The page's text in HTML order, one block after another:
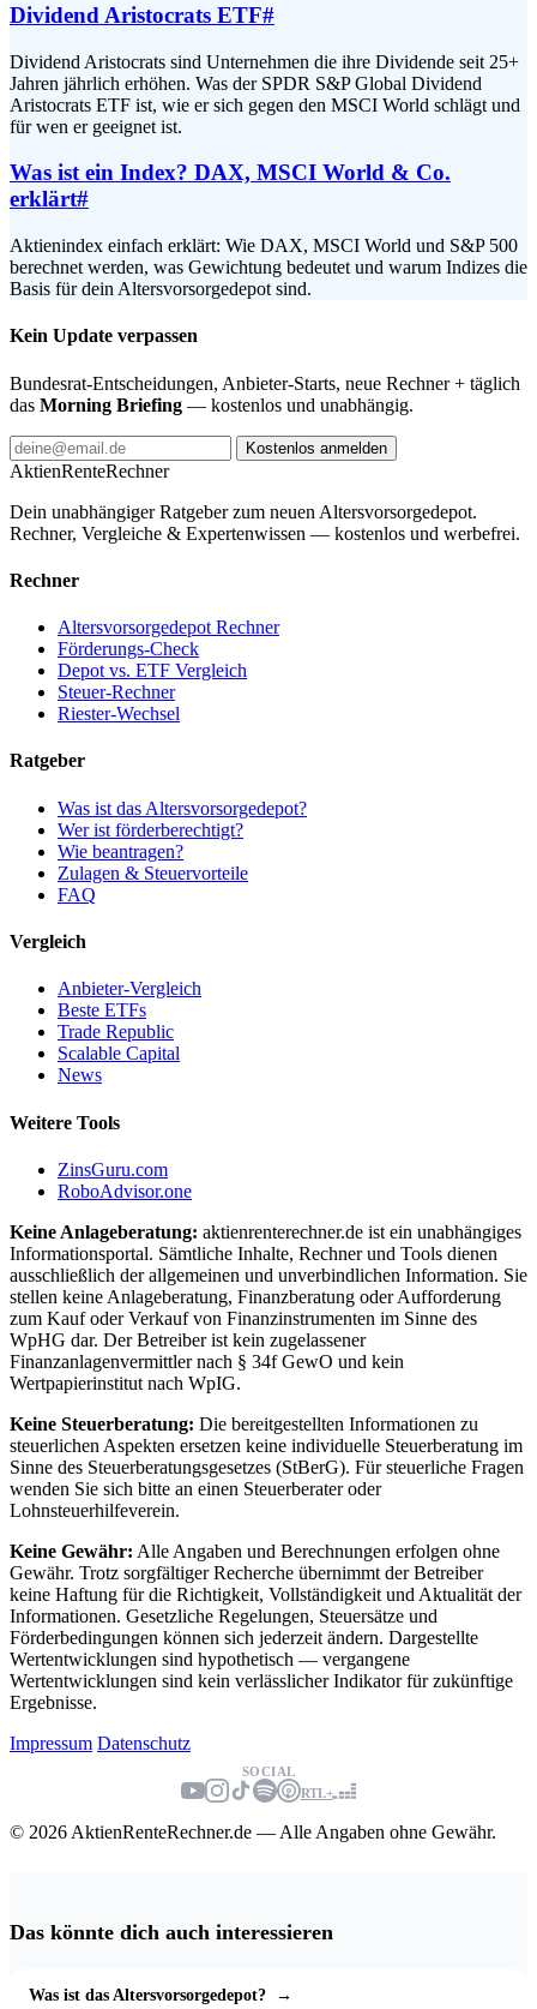
Dividend Aristocrats ETF#
Dividend Aristocrats sind Unternehmen die ihre Dividende seit 25+
Jahren jährlich erhöhen. Was der SPDR S&P Global Dividend
Aristocrats ETF ist, wie er sich gegen den MSCI World schlägt und
für wen er geeignet ist.
Was ist ein Index? DAX, MSCI World & Co.
erklärt#
Aktienindex einfach erklärt: Wie DAX, MSCI World und S&P 500
berechnet werden, was Gewichtung bedeutet und warum Indizes die
Basis für dein Altersvorsorgedepot sind.
Kein Update verpassen
Bundesrat-Entscheidungen, Anbieter-Starts, neue Rechner + täglich
das Morning Briefing — kostenlos und unabhängig.
Kostenlos anmelden
AktienRenteRechner
Dein unabhängiger Ratgeber zum neuen Altersvorsorgedepot.
Rechner, Vergleiche & Expertenwissen — kostenlos und werbefrei.
Rechner
Altersvorsorgedepot Rechner
Förderungs-Check
Depot vs. ETF Vergleich
Steuer-Rechner
Riester-Wechsel
Ratgeber
Was ist das Altersvorsorgedepot?
Wer ist förderberechtigt?
Wie beantragen?
Zulagen & Steuervorteile
FAQ
Vergleich
Anbieter-Vergleich
Beste ETFs
Trade Republic
Scalable Capital
News
Weitere Tools
ZinsGuru.com
RoboAdvisor.one
Keine Anlageberatung: aktienrenterechner.de ist ein unabhängiges
Informationsportal. Sämtliche Inhalte, Rechner und Tools dienen
ausschließlich der allgemeinen und unverbindlichen Information. Sie
stellen keine Anlageberatung, Finanzberatung oder Aufforderung
zum Kauf oder Verkauf von Finanzinstrumenten im Sinne des
WpHG dar. Der Betreiber ist kein zugelassener
Finanzanlagenvermittler nach § 34f GewO und kein
Wertpapierinstitut nach WpIG.
Keine Steuerberatung: Die bereitgestellten Informationen zu
steuerlichen Aspekten ersetzen keine individuelle Steuerberatung im
Sinne des Steuerberatungsgesetzes (StBerG). Für steuerliche Fragen
wenden Sie sich bitte an einen Steuerberater oder
Lohnsteuerhilfeverein.
Keine Gewähr: Alle Angaben und Berechnungen erfolgen ohne
Gewähr. Trotz sorgfältiger Recherche übernimmt der Betreiber
keine Haftung für die Richtigkeit, Vollständigkeit und Aktualität der
Informationen. Gesetzliche Regelungen, Steuersätze und
Förderbedingungen können sich jederzeit ändern. Dargestellte
Wertentwicklungen sind hypothetisch — vergangene
Wertentwicklungen sind kein verlässlicher Indikator für zukünftige
Ergebnisse.
Impressum Datenschutz
SOCIAL
RTL+
© 2026 AktienRenteRechner.de — Alle Angaben ohne Gewähr.
Das könnte dich auch interessieren
Was ist das Altersvorsorgedepot? →